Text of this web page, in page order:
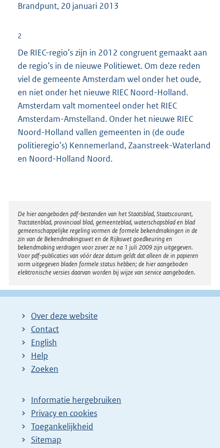
Brandpunt, 20 januari 2013
2
De RIEC-regio’s zijn in 2012 congruent gemaakt aan
de regio’s in de nieuwe Politiewet. Om deze reden
viel de gemeente Amsterdam wel onder het oude,
en niet onder het nieuwe RIEC Noord-Holland.
Amsterdam valt momenteel onder het RIEC
Amsterdam-Amstelland. Onder het nieuwe RIEC
Noord-Holland vallen gemeenten in (de oude
politieregio’s) Kennemerland, Zaanstreek-Waterland
en Noord-Holland Noord.
Disclaimer
De hier aangeboden pdf-bestanden van het Staatsblad, Staatscourant,
Tractatenblad, provinciaal blad, gemeenteblad, waterschapsblad en blad
gemeenschappelijke regeling vormen de formele bekendmakingen in de
zin van de Bekendmakingswet en de Rijkswet goedkeuring en
bekendmaking verdragen voor zover ze na 1 juli 2009 zijn uitgegeven.
Voor pdf-publicaties van vóór deze datum geldt dat alleen de in papieren
vorm uitgegeven bladen formele status hebben; de hier aangeboden
elektronische versies daarvan worden bij wijze van service aangeboden.
Over deze website
Contact
English
Help
Zoeken
Informatie hergebruiken
Privacy en cookies
Toegankelijkheid
Sitemap